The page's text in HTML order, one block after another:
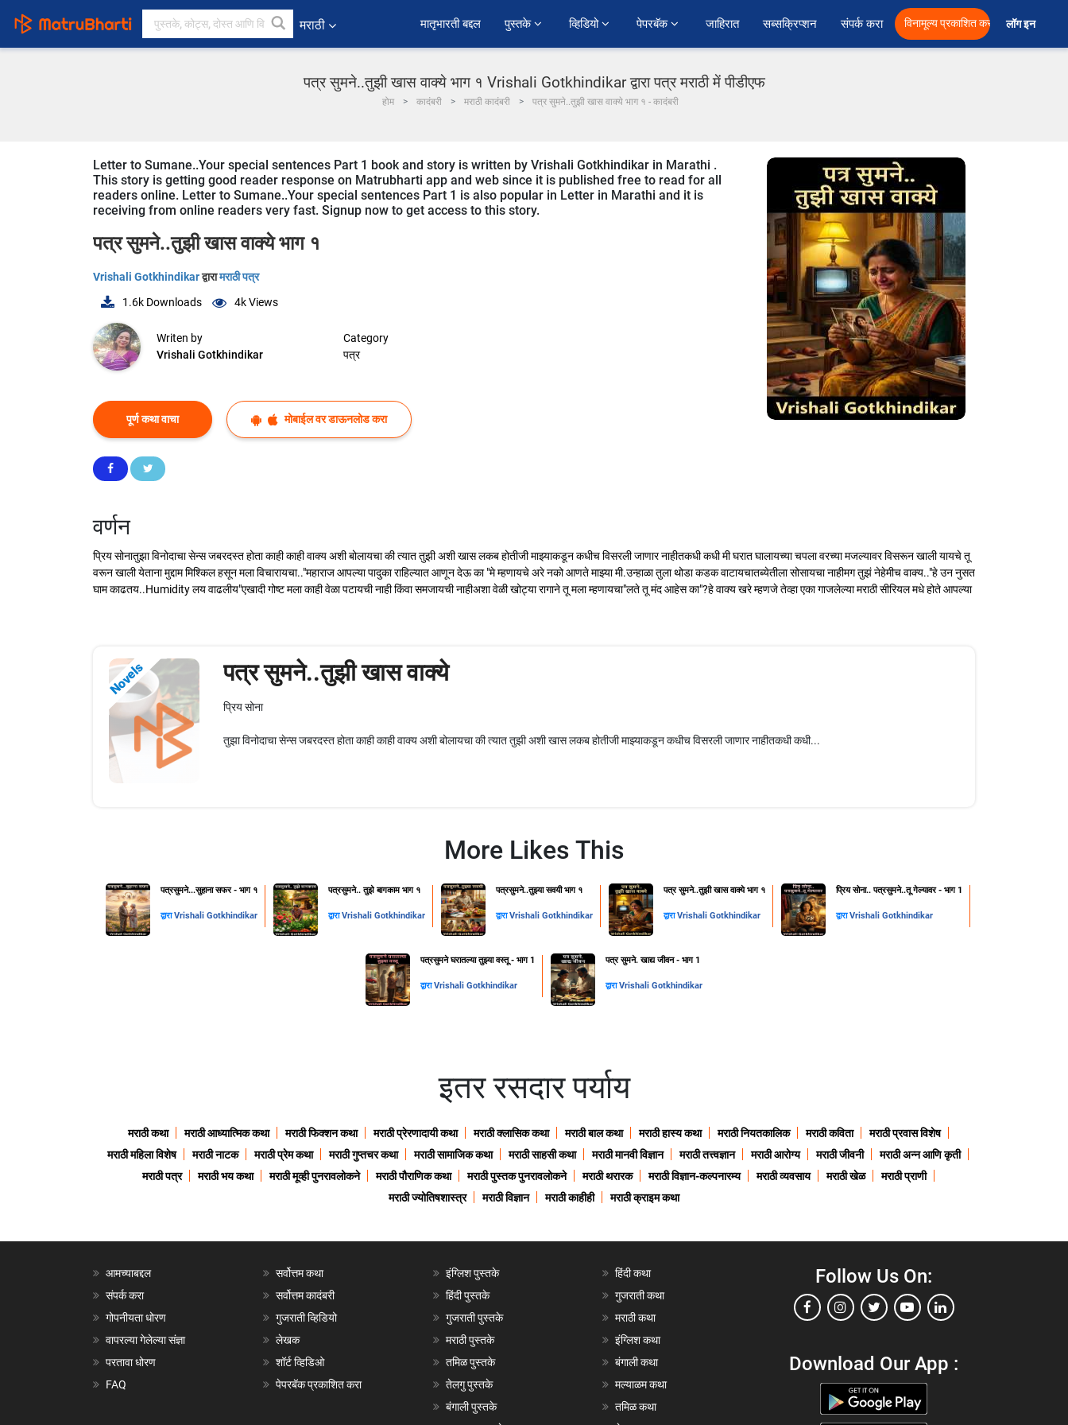
मराठी ﻿मातृभारती बद्दल पुस्तके व्हिडियो पेपरबॅक जाहिरात सब्सक्रिप्शन संपर्क करा विनामूल्य प्रकाशित करा लॉग इन
पत्र सुमने..तुझी खास वाक्ये भाग १ Vrishali Gotkhindikar द्वारा पत्र मराठी में पीडीएफ
होम कादंबरी मराठी कादंबरी पत्र सुमने..तुझी खास वाक्ये भाग १ - कादंबरी
Letter to Sumane..Your special sentences Part 1 book and story is written by Vrishali Gotkhindikar in Marathi .
This story is getting good reader response on Matrubharti app and web since it is published free to read for all
readers online. Letter to Sumane..Your special sentences Part 1 is also popular in Letter in Marathi and it is
receiving from online readers very fast. Signup now to get access to this story.
पत्र सुमने..तुझी खास वाक्ये भाग १
Vrishali Gotkhindikarद्वारामराठी पत्र
1.6k Downloads 4kViews
Writen by
Vrishali Gotkhindikar
Category
पत्र
पूर्ण कथा वाचा मोबाईल वर डाऊनलोड करा
वर्णन
प्रिय सोनातुझा विनोदाचा सेन्स जबरदस्त होता काही काही वाक्य अशी बोलायचा की त्यात तुझी अशी खास लकब होतीजी माझ्याकडून कधीच विसरली जाणार नाहीतकधी कधी मी घरात घालायच्या चपला वरच्या मजल्यावर विसरून खाली यायचे तू
वरून खाली येताना मुद्दाम मिश्किल हसून मला विचारायचा.."महाराज आपल्या पादुका राहिल्यात आणून देऊ का "मे म्हणायचे अरे नको आणते माझ्या मी.उन्हाळा तुला थोडा कडक वाटायचातब्येतीला सोसायचा नाहीमग तुझं नेहेमीच वाक्य.."हे उन नुसत
घाम काढतय..Humidity लय वाढलीय"एखादी गोष्ट मला काही वेळा पटायची नाही किंवा समजायची नाहीअशा वेळी खोट्या रागाने तू मला म्हणायचा"लते तू मंद आहेस का"?हे वाक्य खरे म्हणजे तेव्हा एका गाजलेल्या मराठी सीरियल मधे होते आपल्या
Novels पत्र सुमने..तुझी खास वाक्ये
प्रिय सोना
तुझा विनोदाचा सेन्स जबरदस्त होता काही काही वाक्य अशी बोलायचा की त्यात तुझी अशी खास लकब होतीजी माझ्याकडून कधीच विसरली जाणार नाहीतकधी कधी...
More Likes This
पत्रसुमने...सुहाना सफर - भाग १
द्वाराVrishali Gotkhindikar
पत्रसुमने.. तुझे बागकाम भाग १
द्वाराVrishali Gotkhindikar
पत्रसुमने..तुझ्या सवयी भाग १
द्वाराVrishali Gotkhindikar
पत्र सुमने..तुझी खास वाक्ये भाग १
द्वाराVrishali Gotkhindikar
प्रिय सोना.. पत्रसुमने..तू गेल्यावर - भाग 1
द्वाराVrishali Gotkhindikar
पत्रसुमने घरातल्या तुझ्या वस्तू - भाग 1
द्वाराVrishali Gotkhindikar
पत्र सुमने. खाद्य जीवन - भाग 1
द्वाराVrishali Gotkhindikar
इतर रसदार पर्याय
मराठी कथा मराठी आध्यात्मिक कथा मराठी फिक्शन कथा मराठी प्रेरणादायी कथा मराठी क्लासिक कथा मराठी बाल कथा मराठी हास्य कथा मराठी नियतकालिक मराठी कविता
मराठी प्रवास विशेष
मराठी महिला विशेष
मराठी नाटक मराठी प्रेम कथा मराठी गुप्तचर कथा मराठी सामाजिक कथा मराठी साहसी कथा मराठी मानवी विज्ञान मराठी तत्त्वज्ञान मराठी आरोग्य मराठी जीवनी
मराठी अन्न आणि कृती
मराठी पत्र
मराठी भय कथा मराठी मूव्ही पुनरावलोकने मराठी पौराणिक कथा मराठी पुस्तक पुनरावलोकने मराठी थरारक मराठी विज्ञान-कल्पनारम्य मराठी व्यवसाय मराठी खेळ
मराठी प्राणी
मराठी ज्योतिषशास्त्र
मराठी विज्ञान मराठी काहीही मराठी क्राइम कथा
आमच्याबद्दल
संपर्क करा
गोपनीयता धोरण
वापरल्या गेलेल्या संज्ञा
परतावा धोरण
FAQ
सर्वोत्तम कथा
सर्वोत्तम कादंबरी
गुजराती व्हिडियो
लेखक
शॉर्ट व्हिडिओ
पेपरबॅक प्रकाशित करा
इंग्लिश पुस्तके
हिंदी पुस्तके
गुजराती पुस्तके
मराठी पुस्तके
तमिळ पुस्तके
तेलगु पुस्तके
बंगाली पुस्तके
हिंदी कथा
गुजराती कथा
मराठी कथा
इंग्लिश कथा
बंगाली कथा
मल्याळम कथा
तमिळ कथा
Follow Us On:
Download Our App :